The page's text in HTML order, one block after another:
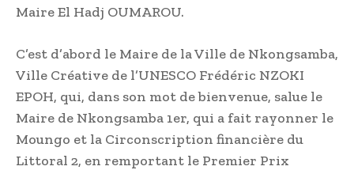
Maire El Hadj OUMAROU.
C’est d’abord le Maire de la Ville de Nkongsamba,
Ville Créative de l’UNESCO Frédéric NZOKI
EPOH, qui, dans son mot de bienvenue, salue le
Maire de Nkongsamba 1er, qui a fait rayonner le
Moungo et la Circonscription financière du
Littoral 2, en remportant le Premier Prix